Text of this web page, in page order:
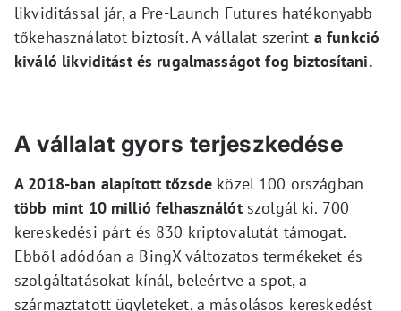
likviditással jár, a Pre-Launch Futures hatékonyabb
tőkehasználatot biztosít. A vállalat szerint a funkció
kiváló likviditást és rugalmasságot fog biztosítani.
A vállalat gyors terjeszkedése
A 2018-ban alapított tőzsde közel 100 országban
több mint 10 millió felhasználótszolgál ki. 700
kereskedési párt és 830 kriptovalutát támogat.
Ebből adódóan a BingX változatos termékeket és
szolgáltatásokat kínál, beleértve a spot, a
származtatott ügyleteket, a másolásos kereskedést